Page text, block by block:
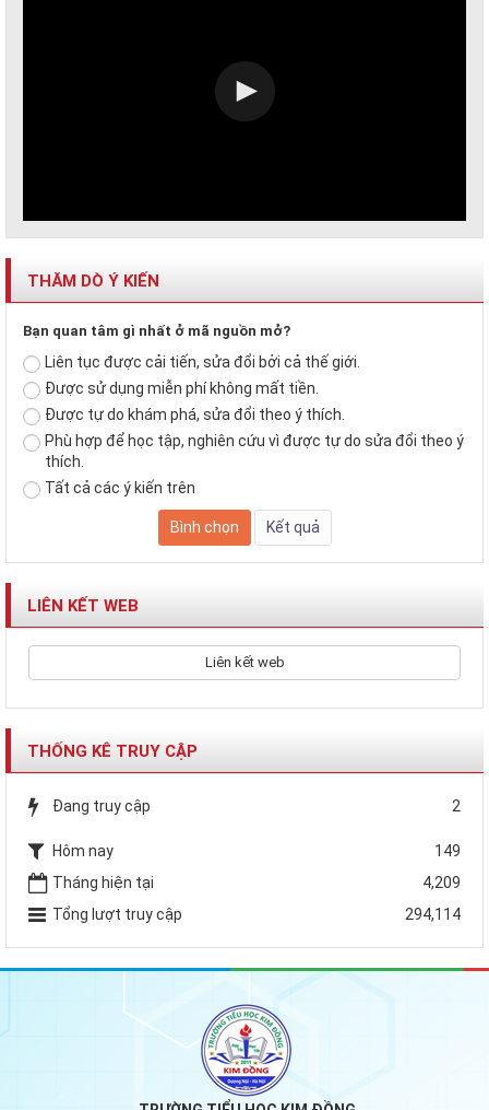
THĂM DÒ Ý KIẾN
Bạn quan tâm gì nhất ở mã nguồn mở?
Liên tục được cải tiến, sửa đổi bởi cả thế giới.
Được sử dụng miễn phí không mất tiền.
Được tự do khám phá, sửa đổi theo ý thích.
Phù hợp để học tập, nghiên cứu vì được tự do sửa đổi theo ý
thích.
Tất cả các ý kiến trên
LIÊN KẾT WEB
Liên kết web
THỐNG KÊ TRUY CẬP
Đang truy cập 2
Hôm nay
149
Tháng hiện tại
4,209
Tổng lượt truy cập
294,114